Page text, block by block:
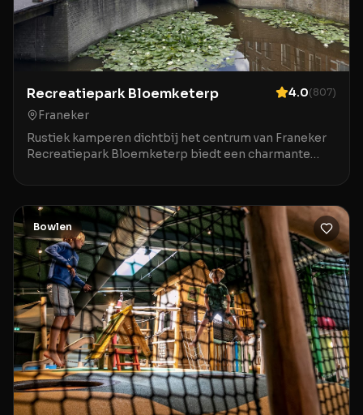
Recreatiepark Bloemketerp 4.0(807)
Franeker
Rustiek kamperen dichtbij het centrum van Franeker
Recreatiepark Bloemketerp biedt een charmante
cent
Bowlen